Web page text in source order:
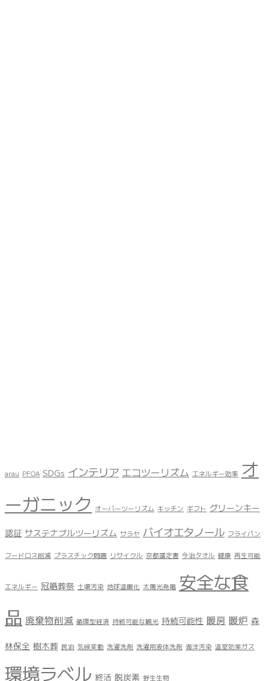
arau PFOA SDGs インテリア エコツーリズム エネルギー効率 オ
ーガニック オーバーツーリズム キッチン ギフト グリーンキー
認証 サステナブルツーリズム サラヤ バイオエタノール フライパン
フードロス削減 プラスチック問題 リサイクル 京都議定書 今治タオル 健康 再生可能
エネルギー 冠婚葬祭 土壌汚染 地球温暖化 太陽光発電 安全な食
品 廃棄物削減 循環型経済 持続可能な観光 持続可能性 暖房 暖炉 森
林保全 樹木葬 民泊 気候変動 洗濯洗剤 洗濯用液体洗剤 海洋汚染 温室効果ガス
環境ラベル 終活 脱炭素 野生生物